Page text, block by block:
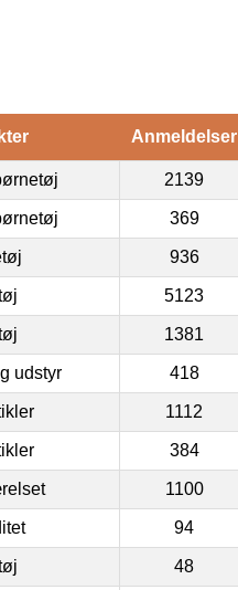
Anmeldelser
2139
369
936
5123
1381
udstyr 418
1112
384
1100
94
48